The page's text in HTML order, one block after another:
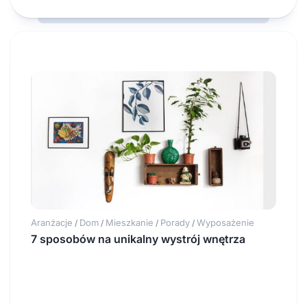
Aranżacje / Dom / Mieszkanie / Porady / Wyposażenie
7 sposobów na unikalny wystrój wnętrza